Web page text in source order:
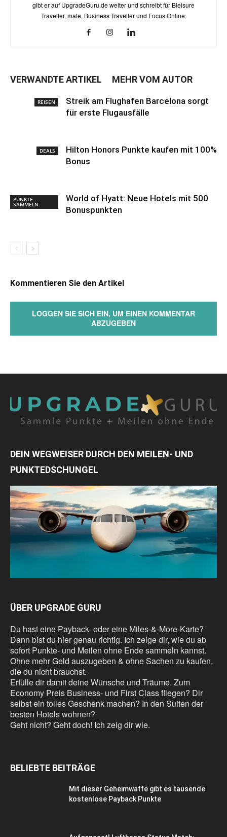
gibt er auf UpgradeGuru.de weiter und schreibt für Bleisure
Traveller, mate, Business Traveller und Focus Online.
VERWANDTE ARTIKEL MEHR VOM AUTOR
REISEN
Streik am Flughafen Barcelona sorgt
für erste Flugausfälle
DEALS
Hilton Honors Punkte kaufen mit 100%
Bonus
PUNKTE
SAMMELN
World of Hyatt: Neue Hotels mit 500
Bonuspunkten
Kommentieren Sie den Artikel
LOGGEN SIE SICH EIN, UM EINEN KOMMENTAR
ABZUGEBEN
DEIN WEGWEISER DURCH DEN MEILEN- UND
PUNKTEDSCHUNGEL
ÜBER UPGRADE GURU
Du hast eine Payback- oder eine Miles-&-More-Karte?
Dann bist du hier genau richtig. Ich zeige dir, wie du ab
sofort Punkte- und Meilen ohne Ende sammeln kannst.
Ohne mehr Geld auszugeben & ohne Sachen zu kaufen,
die du nicht brauchst.
Erfülle dir damit deine Wünsche und Träume. Zum
Economy Preis Business- und First Class fliegen? Dir
selbst ein tolles Geschenk machen? In den Suiten der
besten Hotels wohnen?
Geht nicht? Geht doch! Ich zeig dir wie.
BELIEBTE BEITRÄGE
Mit dieser Geheimwaffe gibt es tausende
kostenlose Payback Punkte